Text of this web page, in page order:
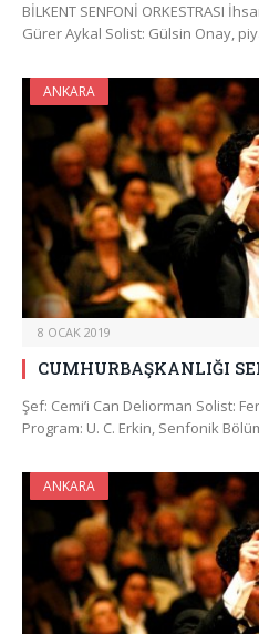
BİLKENT SENFONİ ORKESTRASI
Gürer Aykal Solist: Gülsin Onay,
ANKARA
8 OCAK 2019
CUMHURBAŞKANLIĞI
Şef: Cemi’i Can Deliorman Solist:
Program: U. C. Erkin, Senfonik
ANKARA